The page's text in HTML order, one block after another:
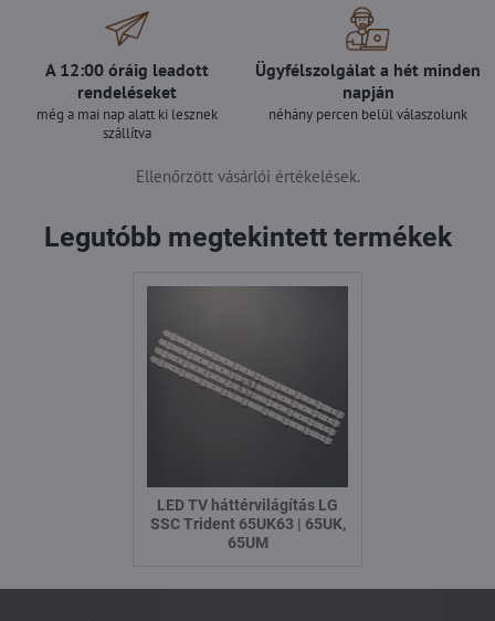
A 12:00 óráig leadott
rendeléseket
még a mai nap alatt ki lesznek
szállítva
Ügyfélszolgálat a hét minden
napján
néhány percen belül válaszolunk
Ellenőrzött vásárlói értékelések.
Legutóbb megtekintett termékek
LED TV háttérvilágítás LG
SSC Trident 65UK63 | 65UK,
65UM